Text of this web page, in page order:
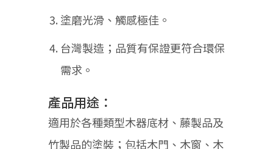
塗磨光滑、觸感極佳。
台灣製造；品質有保證更符合環保
需求。
產品用途：
適用於各種類型木器底材、藤製品及
竹製品的塗裝；包括木門、木窗、木